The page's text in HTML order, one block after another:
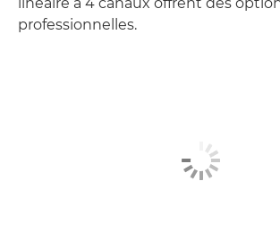
professionnelles.